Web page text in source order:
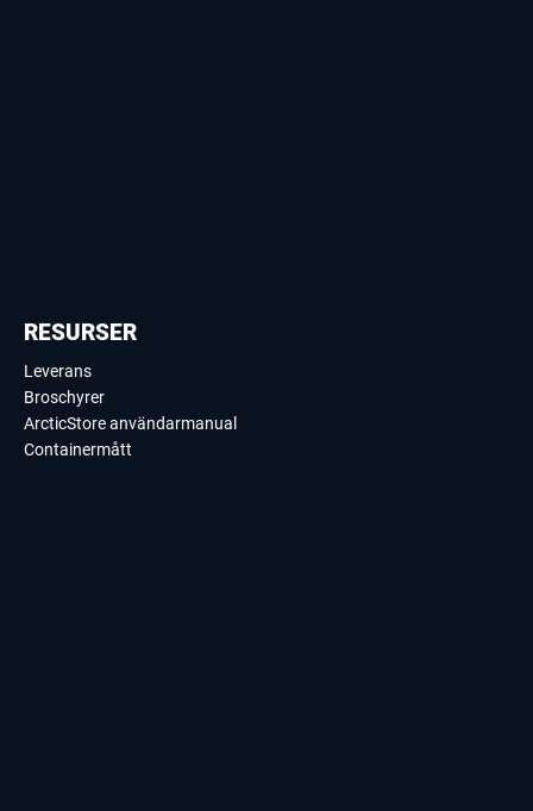
RESURSER
Leverans
Broschyrer
ArcticStore användarmanual
Containermått